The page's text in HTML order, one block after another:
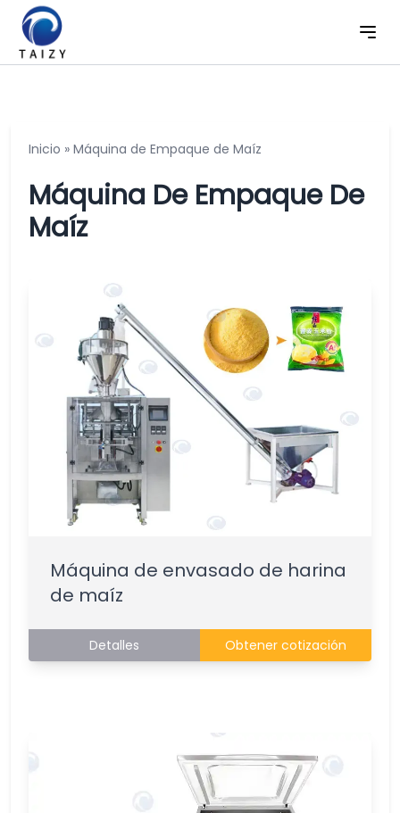
Inicio » Máquina de Empaque de Maíz
Máquina De Empaque De
Maíz
Máquina de envasado de harina
de maíz
Detalles Obtener cotización